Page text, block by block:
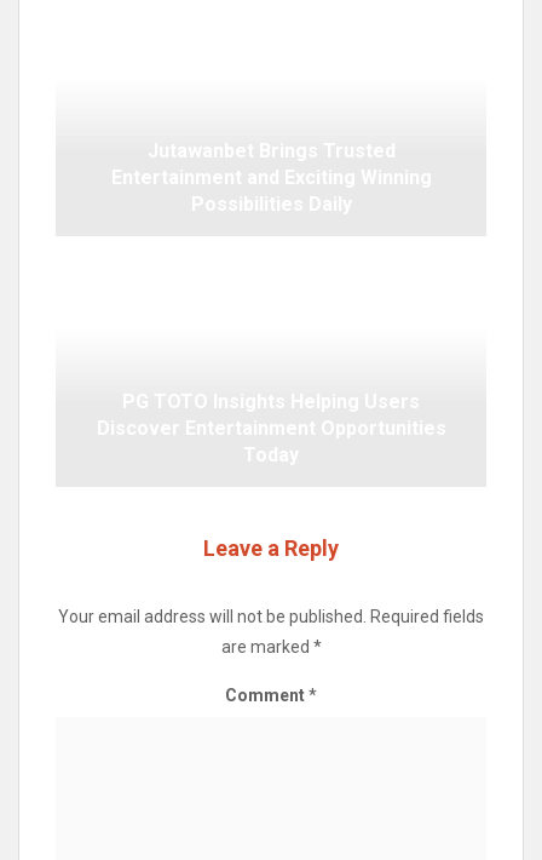
Leave a Reply
Your email address will not be published.
Required fields
are marked *
Comment*